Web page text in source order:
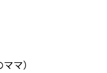
マ）